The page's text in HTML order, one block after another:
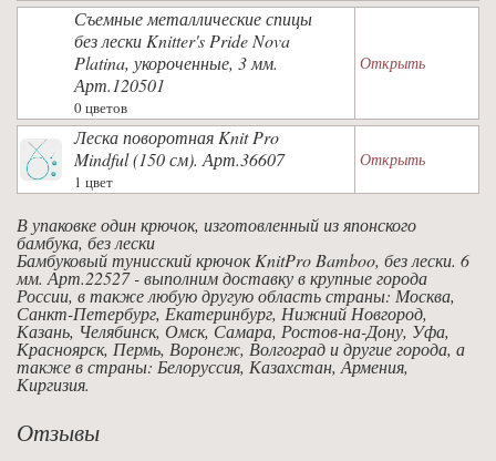
Съемные металлические спицы
без лески Knitter's Pride Nova
Platina, укороченные, 3 мм.
Арт.120501
0 цветов
Открыть
Леска поворотная Knit Pro
Mindful (150 см). Арт.36607
1 цвет
Открыть
В упаковке один крючок, изготовленный из японского
бамбука, без лески
Бамбуковый тунисский крючок KnitPro Bamboo, без лески. 6
мм. Арт.22527 - выполним доставку в крупные города
России, в также любую другую область страны: Москва,
Санкт-Петербург, Екатеринбург, Нижний Новгород,
Казань, Челябинск, Омск, Самара, Ростов-на-Дону, Уфа,
Красноярск, Пермь, Воронеж, Волгоград и другие города, а
также в страны: Белоруссия, Казахстан, Армения,
Киргизия.
Отзывы